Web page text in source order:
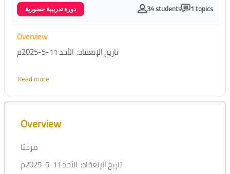
دورة تدريبية حضورية 34 students 1 topics
Overview
تاريخ الإنعقاد: الأحد 11-5-2025م
مكان الإنعقاد: (عن بعد) منصة مهارات
الفئة المستهدفة: منسوبي الجامعة من الكادر الأكاديمي
Read more
Skip [Cocoon] Course Overview
Overview
مرحبًا
تاريخ الإنعقاد: الأحد 11-5-2025م